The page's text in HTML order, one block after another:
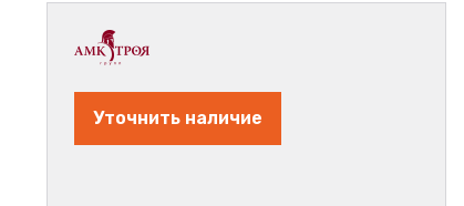
Уточнить наличие